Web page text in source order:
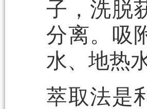
子，洗脱
分离。吸
水、地热
萃取法是